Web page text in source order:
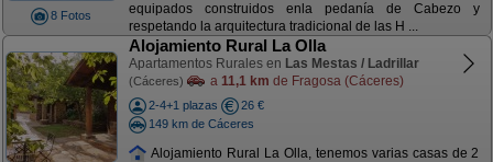
8 Fotos
equipados construidos enla pedanía de Cabezo y
respetando la arquitectura tradicional de las H ...
Alojamiento Rural La Olla
Apartamentos Rurales en Las Mestas / Ladrillar
(Cáceres) a 11,1 km de Fragosa (Cáceres)
2-4+1 plazas
26 €
149 km de Cáceres
Alojamiento Rural La Olla, tenemos varias casas de 2